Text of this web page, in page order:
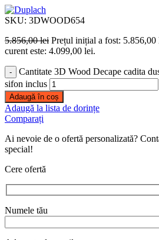
SKU: 3DWOOD654
5.856,00lei Prețul inițial a fost: 5.856,00
curent este: 4.099,00 lei.
Cantitate 3D Wood Decape cadita
sifon inclus
Adaugă în coș
Adaugă la lista de dorințe
Comparați
Ai nevoie de o ofertă personalizată?
special!
Cere ofertă
Numele tău